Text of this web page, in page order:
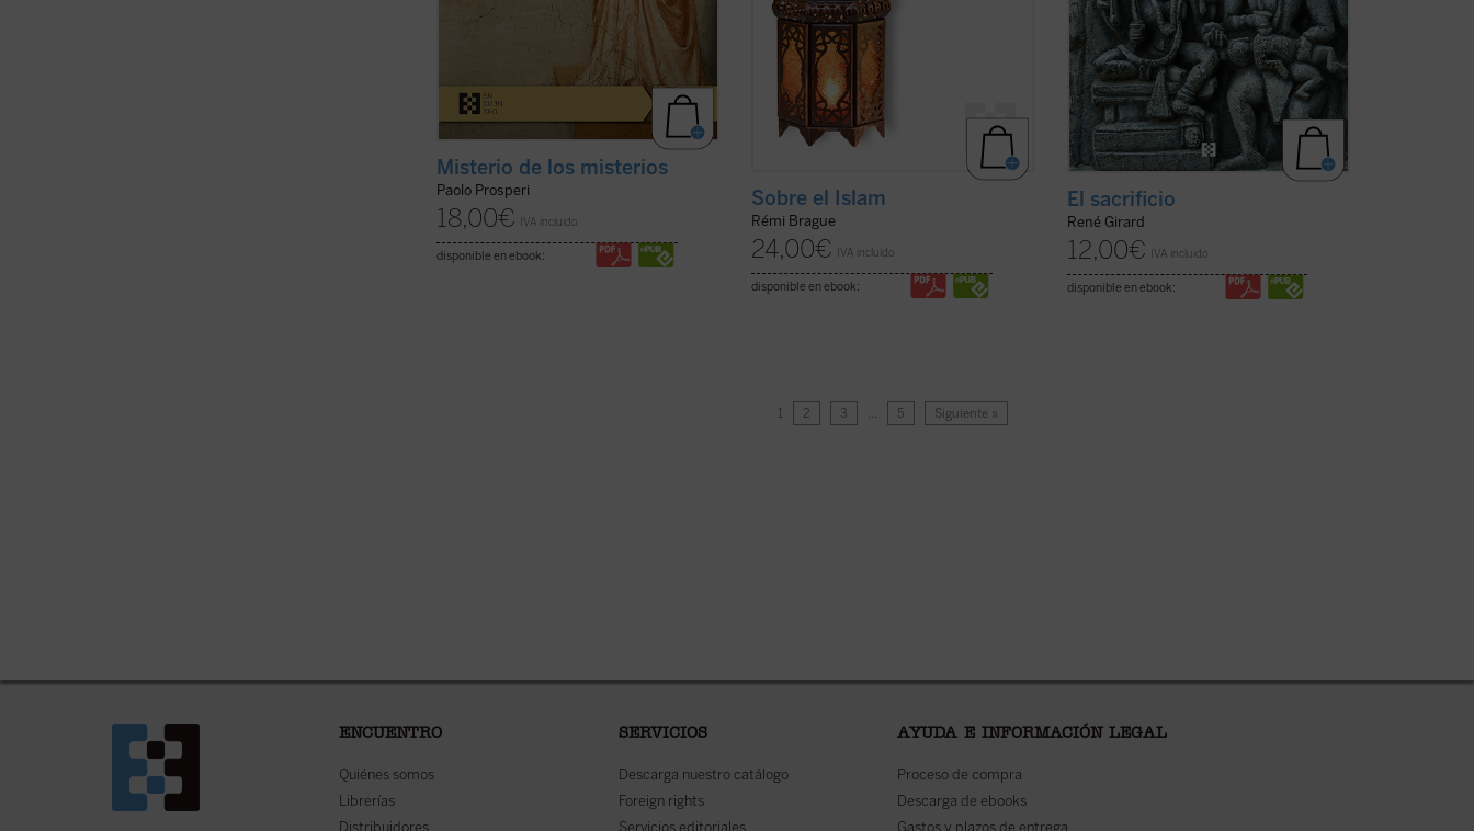
Misterio de los misterios
Paolo Prosperi
18,00€ IVA incluido
disponible en ebook:
Sobre el Islam
Rémi Brague
24,00€ IVA incluido
disponible en ebook:
El sacrificio
René Girard
12,00€ IVA incluido
disponible en ebook:
1 2 3 … 5 Siguiente »
ENCUENTRO
Quiénes somos
Librerías
Distribuidores
SERVICIOS
Descarga nuestro catálogo
Foreign rights
Servicios editoriales
AYUDA E INFORMACIÓN LEGAL
Proceso de compra
Descarga de ebooks
Gastos y plazos de entrega